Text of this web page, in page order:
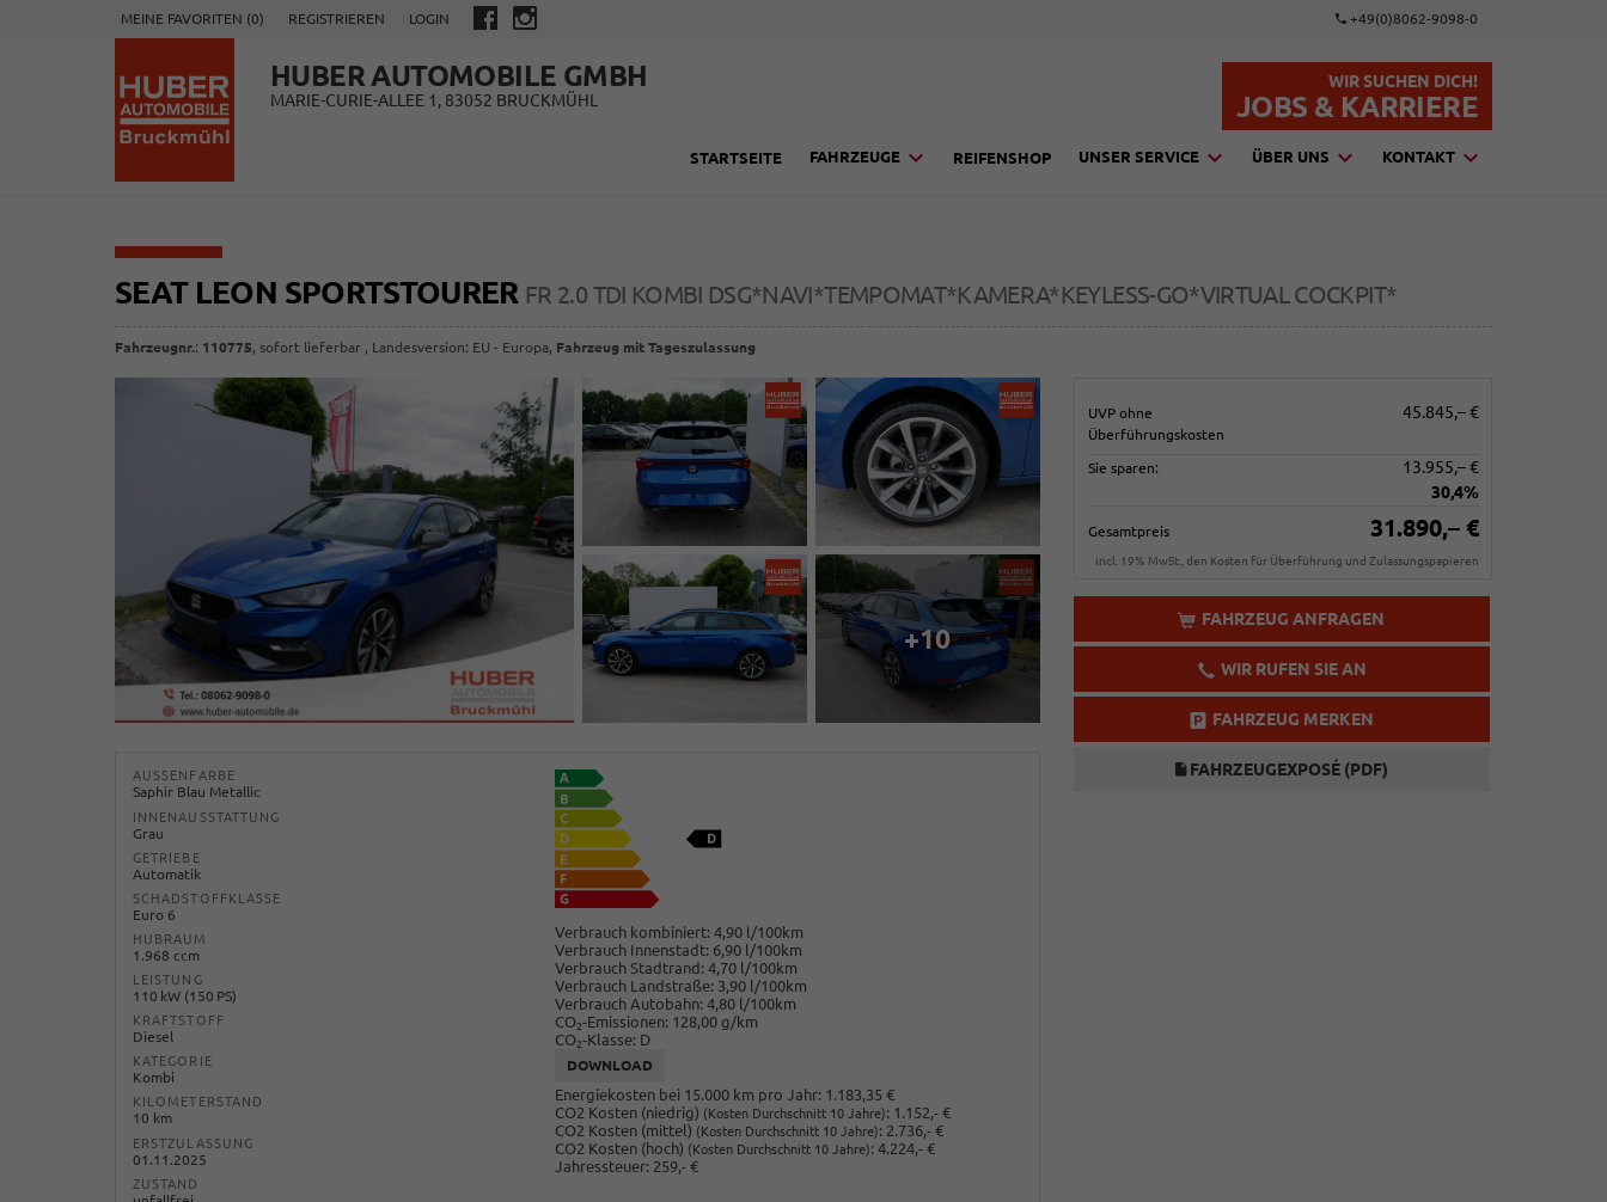
MEINE FAVORITEN (0) REGISTRIEREN LOGIN +49(0)8062-9098-0
HUBER AUTOMOBILE GMBH
MARIE-CURIE-ALLEE 1, 83052 BRUCKMÜHL
WIR SUCHEN DICH!
JOBS & KARRIERE
STARTSEITE FAHRZEUGE REIFENSHOP UNSER SERVICE ÜBER UNS KONTAKT
SEAT LEON SPORTSTOURER FR 2.0 TDI KOMBI DSG*NAVI*TEMPOMAT*KAMERA*KEYLESS-GO*VIRTUAL COCKPIT*
Fahrzeugnr.: 110775, sofort lieferbar , Landesversion: EU - Europa, Fahrzeug mit Tageszulassung
UVP ohne
Überführungskosten
45.845,– €
Sie sparen:
13.955,– €
30,4%
Gesamtpreis 31.890,– €
incl. 19% MwSt., den Kosten für Überführung und Zulassungspapieren
FAHRZEUG ANFRAGEN
WIR RUFEN SIE AN
FAHRZEUG MERKEN
FAHRZEUGEXPOSÉ (PDF)
+10
AUSSENFARBE
Saphir Blau Metallic
INNENAUSSTATTUNG
Grau
GETRIEBE
Automatik
SCHADSTOFFKLASSE
Euro 6
HUBRAUM
1.968 ccm
LEISTUNG
110 kW (150 PS)
KRAFTSTOFF
Diesel
KATEGORIE
Kombi
KILOMETERSTAND
10 km
ERSTZULASSUNG
01.11.2025
ZUSTAND
Verbrauch kombiniert: 4,90 l/100km
Verbrauch Innenstadt: 6,90 l/100km
Verbrauch Stadtrand: 4,70 l/100km
Verbrauch Landstraße: 3,90 l/100km
Verbrauch Autobahn: 4,80 l/100km
CO2-Emissionen: 128,00 g/km
CO2-Klasse: D
DOWNLOAD
Energiekosten bei 15.000 km pro Jahr: 1.183,35 €
CO2 Kosten (niedrig) (Kosten Durchschnitt 10 Jahre): 1.152,- €
CO2 Kosten (mittel) (Kosten Durchschnitt 10 Jahre): 2.736,- €
CO2 Kosten (hoch) (Kosten Durchschnitt 10 Jahre): 4.224,- €
Jahressteuer: 259,- €